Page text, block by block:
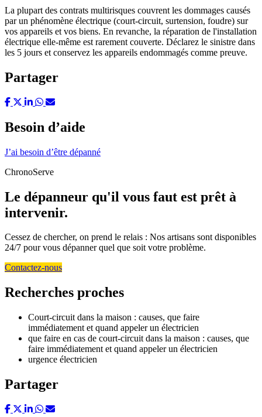
La plupart des contrats multirisques couvrent les dommages causés
par un phénomène électrique (court-circuit, surtension, foudre) sur
vos appareils et vos biens. En revanche, la réparation de l'installation
électrique elle-même est rarement couverte. Déclarez le sinistre dans
les 5 jours et conservez les appareils endommagés comme preuve.
Partager
Besoin d’aide
J’ai besoin d’être dépanné
ChronoServe
Le dépanneur qu'il vous faut est prêt à
intervenir.
Cessez de chercher, on prend le relais : Nos artisans sont disponibles
24/7 pour vous dépanner quel que soit votre problème.
Contactez-nous
Recherches proches
Court-circuit dans la maison : causes, que faire
immédiatement et quand appeler un électricien
que faire en cas de court-circuit dans la maison : causes, que
faire immédiatement et quand appeler un électricien
urgence électricien
Partager